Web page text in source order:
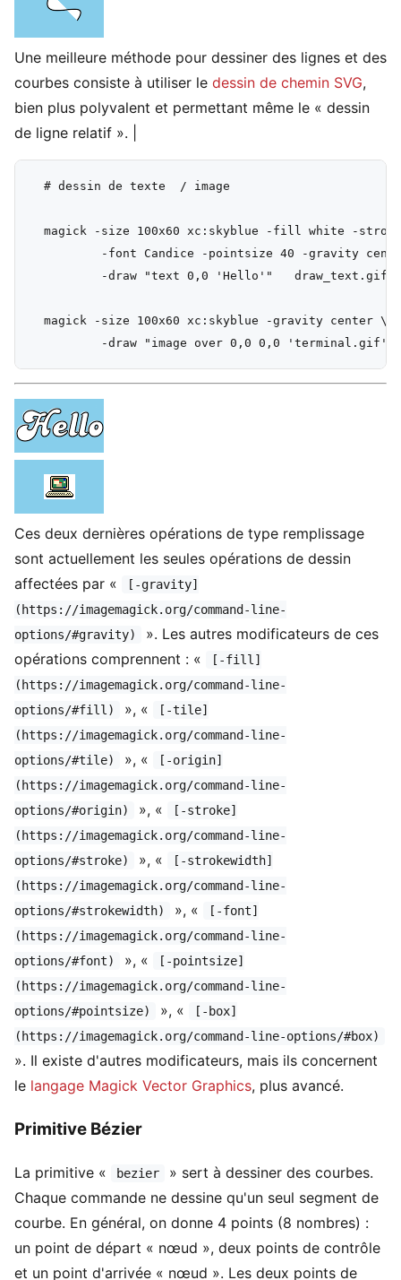
Une meilleure méthode pour dessiner des lignes et des
courbes consiste à utiliser le dessin de chemin SVG,
bien plus polyvalent et permettant même le « dessin
de ligne relatif ».
  # dessin de texte  / image
magick -size 100x60 xc:skyblue -fill white -
-font Candice -pointsize 40 -gravity
          -draw "text 0,0 'Hello'"   draw_text.gif
  magick -size 100x60 xc:skyblue -gravity center \
Ces deux dernières opérations de type remplissage
sont actuellement les seules opérations de dessin
affectées par «
[-gravity]
(https://imagemagick.org/command-line-
options/#gravity)
». Les autres modificateurs de ces
opérations comprennent : «
[-fill]
(https://imagemagick.org/command-line-
options/#fill)
», «
[-tile]
(https://imagemagick.org/command-line-
options/#tile)
», «
[-origin]
(https://imagemagick.org/command-line-
options/#origin)
», «
[-stroke]
(https://imagemagick.org/command-line-
options/#stroke)
», «
[-strokewidth]
(https://imagemagick.org/command-line-
options/#strokewidth)
», «
[-font]
(https://imagemagick.org/command-line-
options/#font)
», «
[-pointsize]
(https://imagemagick.org/command-line-
options/#pointsize)
», «
[-box]
(https://imagemagick.org/command-line-options/#box)
». Il existe d'autres modificateurs, mais ils concernent
le langage Magick Vector Graphics, plus avancé.
Primitive Bézier
La primitive « bezier
» sert à dessiner des courbes.
Chaque commande ne dessine qu'un seul segment de
courbe. En général, on donne 4 points (8 nombres) :
un point de départ « nœud », deux points de contrôle
et un point d'arrivée « nœud ». Les deux points de